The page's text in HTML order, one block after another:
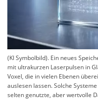
(KI Symbolbild). Ein neues
mit ultrakurzen Laserpulsen in
Voxel, die in vielen Ebenen
auslesen lassen. Solche
selten genutzte, aber wertvolle